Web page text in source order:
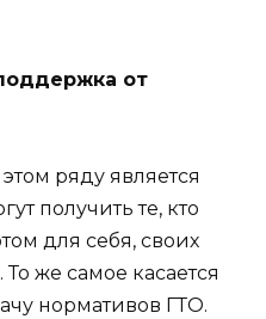
от
ряду является
получить те, кто
для себя, своих
же самое касается
нормативов ГТО.